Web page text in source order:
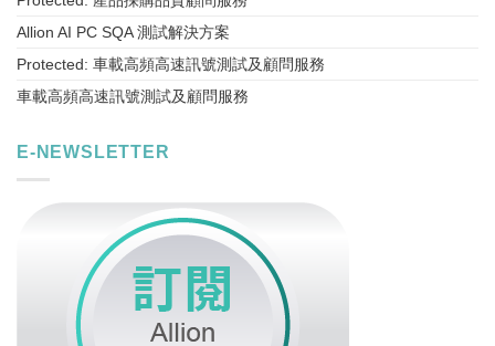
Allion AI PC SQA 測試解決方案
Protected: 車載高頻高速訊號測試及顧問服務
車載高頻高速訊號測試及顧問服務
E-NEWSLETTER